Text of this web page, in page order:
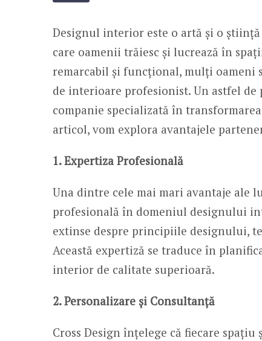
Designul interior este o artă și o
care oamenii trăiesc și lucrează în
remarcabil și funcțional, mulți oameni
de interioare profesionist. Un astfel
companie specializată în
articol, vom explora avantajele
1. Expertiza Profesională
Una dintre cele mai mari avantaje ale
profesională în domeniul designului
extinse despre principiile designului,
Această expertiză se traduce în
interior de calitate superioară.
2. Personalizare și Consultanță
Cross Design înțelege că fiecare